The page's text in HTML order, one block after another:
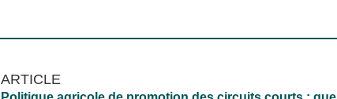
ARTICLE